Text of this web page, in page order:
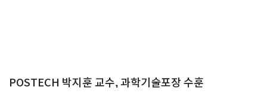
POSTECH 박지훈 교수, 과학기술포장 수훈